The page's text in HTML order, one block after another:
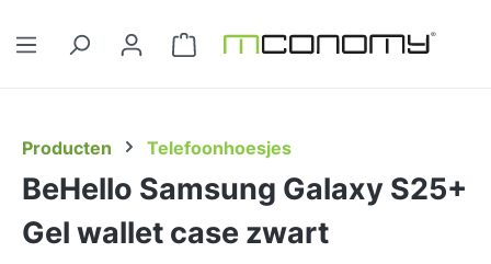
Winkelwagentje bevat 0 artikelen.
Producten Telefoonhoesjes
BeHello Samsung Galaxy S25+
Gel wallet case zwart